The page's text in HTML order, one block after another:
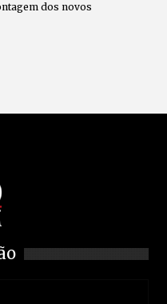
dos novos